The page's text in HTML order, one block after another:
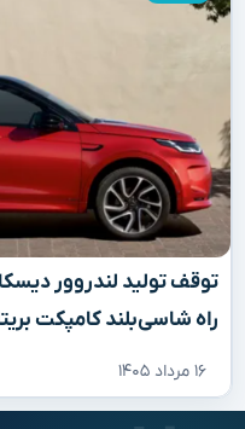
راه شاسی‌بلند کامپکت
۱۶ مرداد ۱۴۰۵